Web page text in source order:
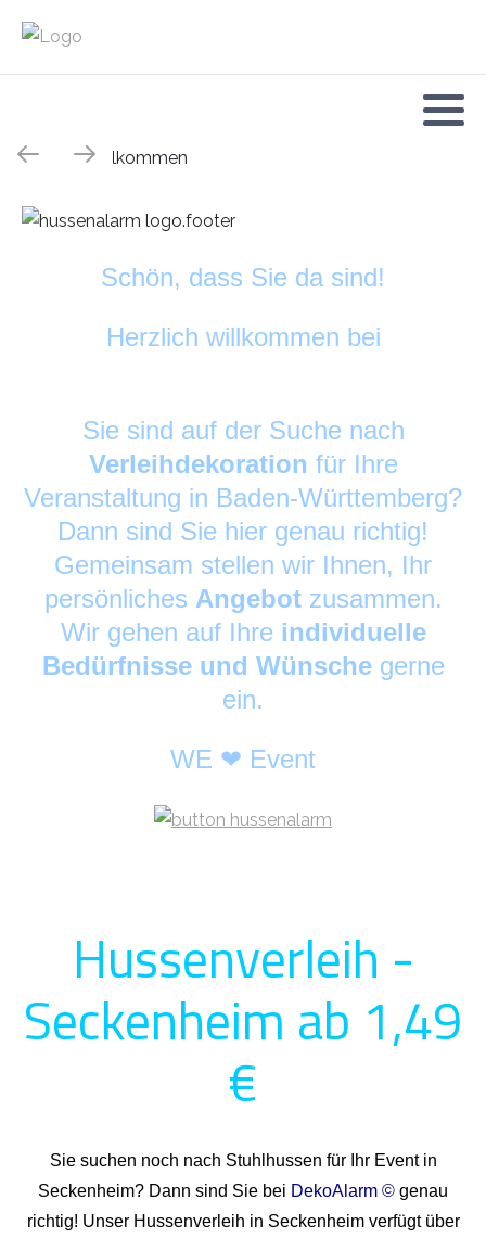
Schön, dass Sie da sind!
Herzlich willkommen bei
Sie sind auf der Suche nach
Verleihdekoration für Ihre
Veranstaltung in Baden-Württemberg?
Dann sind Sie hier genau richtig!
Gemeinsam stellen wir Ihnen, Ihr
persönliches Angebot zusammen.
Wir gehen auf Ihre individuelle
Bedürfnisse und Wünschegerne
ein.
WE ❤ Event
Hussenverleih -
Seckenheim ab 1,49
€
Sie suchen noch nach Stuhlhussen für Ihr Event in
Seckenheim? Dann sind Sie bei DekoAlarm © genau
richtig! Unser Hussenverleih in Seckenheim verfügt über